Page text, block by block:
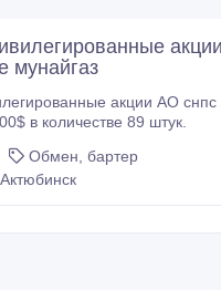
мунайгаз
акции АО снпс
в количестве 89 штук.
Обмен, бартер